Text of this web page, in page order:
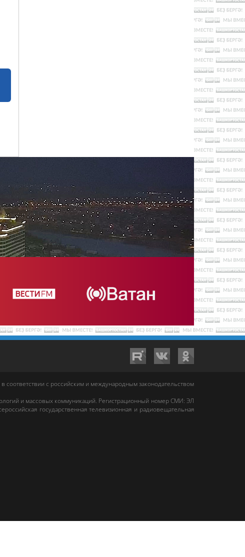
с российским и международным законодательством
и массовых коммуникаций. Регистрационный номер СМИ: ЭЛ
государственная телевизионная и радиовещательная